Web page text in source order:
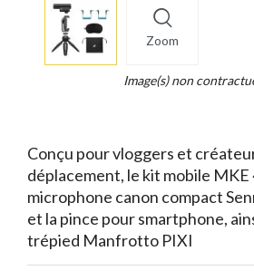
Zoom
Legend...
Image(s) non
Conçu pour vloggers et
déplacement, le kit mobile
microphone canon compact
et la pince pour smartphone,
trépied Manfrotto PIXI